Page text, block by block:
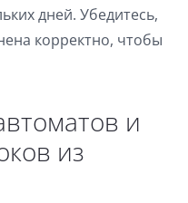
дней. Убедитесь,
корректно, чтобы
и
из